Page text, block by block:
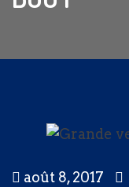
août 8, 2017